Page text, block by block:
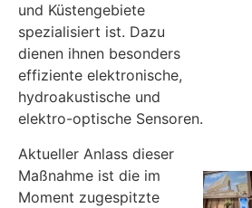
und Küstengebiete
spezialisiert ist. Dazu
dienen ihnen besonders
effiziente elektronische,
hydroakustische und
elektro-optische Sensoren.
Aktueller Anlass dieser
Maßnahme ist die im
Moment zugespitzte